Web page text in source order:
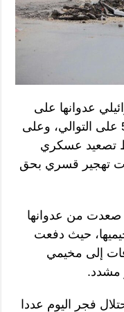
عدوانها على
ومخيمها لليوم ال59 على التوالي، وعلى
لليوم الـ46، وسط تصعيد عسكري
تهجير قسري بحق
صعدت من عدوانها
حيث دفعت
إلى مخيمي
فجر اليوم عددا